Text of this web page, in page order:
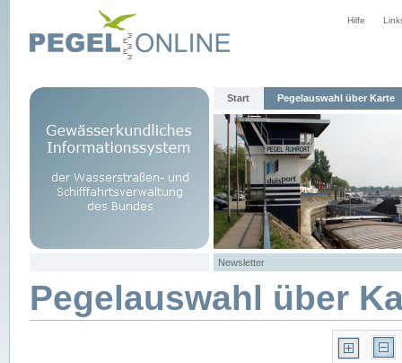
Hilfe
Start Pegelauswahl über Karte
Newsletter
Pegelauswahl über